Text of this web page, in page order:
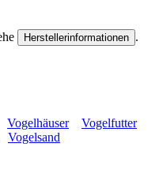
Herstellerinformationen .
Vogelhäuser
Vogelfutter
Vogelsand